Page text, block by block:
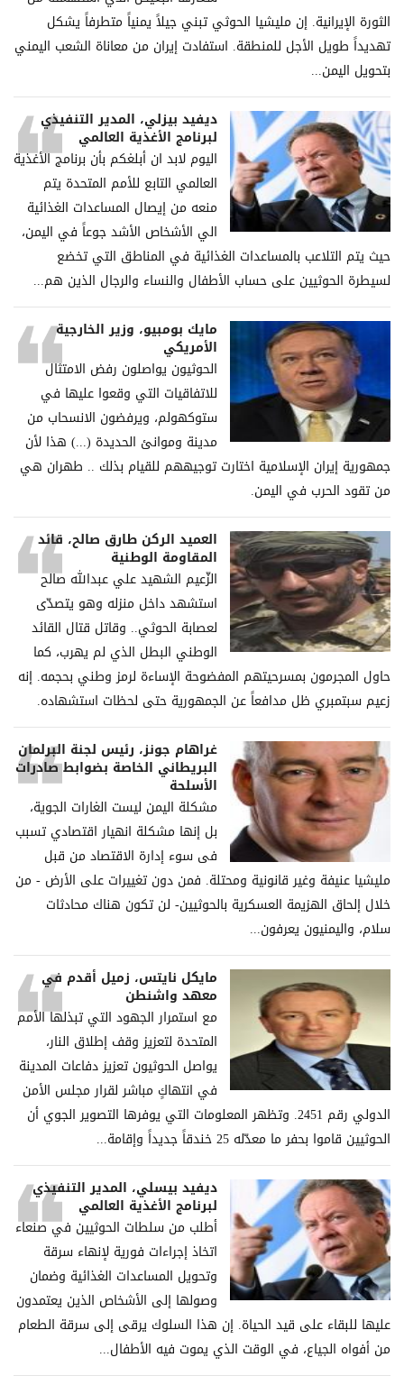
الثورة الإيرانية. إن مليشيا الحوثي تبني جيلاً يمنياً متطرفاً يشكل
تهديداً طويل الأجل للمنطقة. استفادت إيران من معاناة الشعب اليمني
بتحويل اليمن...
ديفيد بيزلي، المدير التنفيذي
لبرنامج الأغذية العالمي
اليوم لابد ان أبلغكم بأن برنامج الأغذية
العالمي التابع للأمم المتحدة يتم
منعه من إيصال المساعدات الغذائية
الي الأشخاص الأشد جوعاً في اليمن،
حيث يتم التلاعب بالمساعدات الغذائية في المناطق التي تخضع
لسيطرة الحوثيين على حساب الأطفال والنساء والرجال الذين هم...
مايك بومبيو، وزير الخارجية
الأمريكي
الحوثيون يواصلون رفض الامتثال
للاتفاقيات التي وقعوا عليها في
ستوكهولم، ويرفضون الانسحاب من
مدينة وموانئ الحديدة (...) هذا لأن
جمهورية إيران الإسلامية اختارت توجيههم للقيام بذلك .. طهران هي
من تقود الحرب في اليمن.
العميد الركن طارق صالح، قائد
المقاومة الوطنية
الزّعيم الشهيد علي عبدالله صالح
استشهد داخل منزله وهو يتصدّى
لعصابة الحوثي.. وقاتل قتال القائد
الوطني البطل الذي لم يهرب، كما
حاول المجرمون بمسرحيتهم المفضوحة الإساءة لرمز وطني بحجمه. إنه
زعيم سبتمبري ظل مدافعاً عن الجمهورية حتى لحظات استشهاده.
غراھام جونز، رئیس لجنة البرلمان
البریطاني الخاصة بضوابط صادرات
الأسلحة
مشكلة الیمن لیست الغارات الجویة،
بل إنھا مشكلة انھیار اقتصادي تسبب
فی سوء إدارة الاقتصاد من قبل
ملیشیا عنیفة وغیر قانونیة ومحتلة. فمن دون تغییرات على الأرض - من
خلال إلحاق الھزیمة العسكریة بالحوثیین- لن تكون ھناك محادثات
سلام، والیمنیون یعرفون...
مايكل نايتس، زميل أقدم في
معهد واشنطن
مع استمرار الجهود التي تبذلها الأمم
المتحدة لتعزيز وقف إطلاق النار،
يواصل الحوثيون تعزيز دفاعات المدينة
في انتهاكٍ مباشر لقرار مجلس الأمن
الدولي رقم 2451. وتظهر المعلومات التي يوفرها التصوير الجوي أن
الحوثيين قاموا بحفر ما معدّله 25 خندقاً جديداً وإقامة...
ديفيد بيسلي، المدير التنفيذي
لبرنامج الأغذية العالمي
أطلب من سلطات الحوثيين في صنعاء
اتخاذ إجراءات فورية لإنهاء سرقة
وتحويل المساعدات الغذائية وضمان
وصولها إلى الأشخاص الذين يعتمدون
عليها للبقاء على قيد الحياة. إن هذا السلوك يرقى إلى سرقة الطعام
من أفواه الجياع، في الوقت الذي يموت فيه الأطفال...